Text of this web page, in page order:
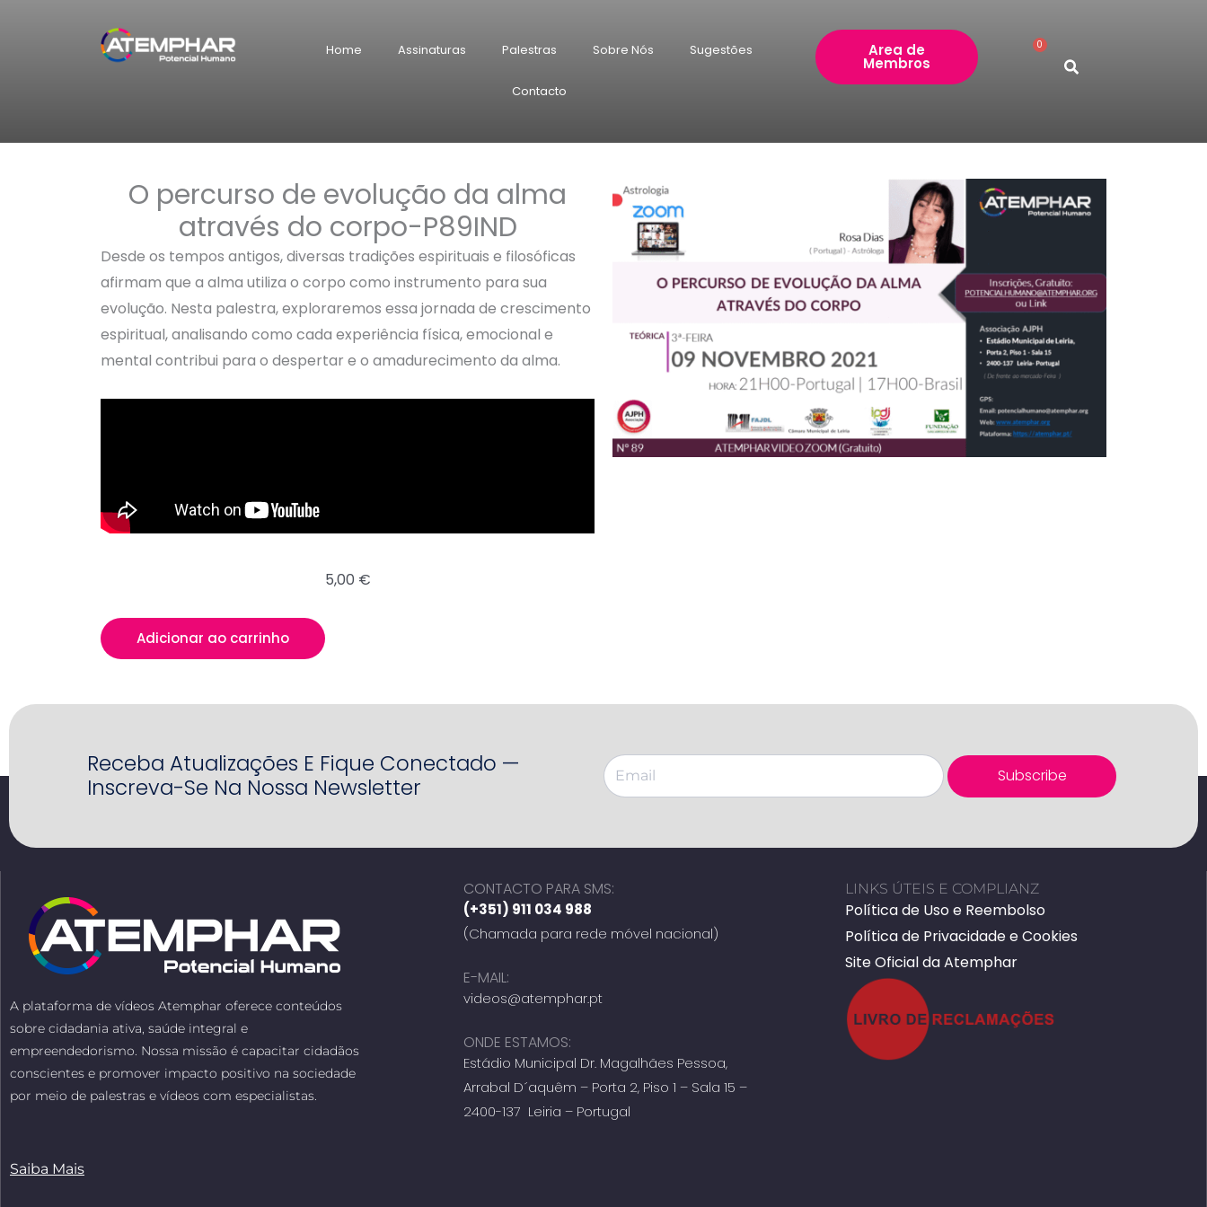
Home Assinaturas Palestras Sobre Nós Sugestões
Contacto
Area de
Membros
0
Carrinho
O percurso de evolução da alma
através do corpo-P89IND
Desde os tempos antigos, diversas tradições espirituais e filosóficas
afirmam que a alma utiliza o corpo como instrumento para sua
evolução. Nesta palestra, exploraremos essa jornada de crescimento
espiritual, analisando como cada experiência física, emocional e
mental contribui para o despertar e o amadurecimento da alma.
5,00 €
Quantidade
de
percurso
evolução
da
P89IND
Adicionar ao carrinho
Receba Atualizações E Fique Conectado —
Inscreva-Se Na Nossa Newsletter
Subscribe
A plataforma de vídeos Atemphar oferece conteúdos
sobre cidadania ativa, saúde integral e
empreendedorismo. Nossa missão é capacitar cidadãos
conscientes e promover impacto positivo na sociedade
por meio de palestras e vídeos com especialistas.
Saiba Mais
CONTACTO PARA SMS:
(+351) 911 034 988
(Chamada para rede móvel nacional)
E-MAIL:
videos@atemphar.pt
ONDE ESTAMOS:
Estádio Municipal Dr. Magalhães Pessoa,
Arrabal D´aquêm – Porta 2, Piso 1 – Sala 15 –
2400-137 Leiria – Portugal
LINKS ÚTEIS E COMPLIANZ
Política de Uso e Reembolso
Política de Privacidade e Cookies
Site Oficial da Atemphar